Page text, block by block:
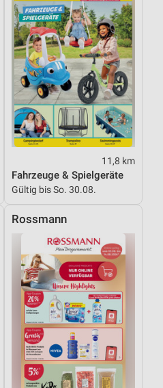
11,8 km
Fahrzeuge & Spielgeräte
Gültig bis So. 30.08.
Rossmann